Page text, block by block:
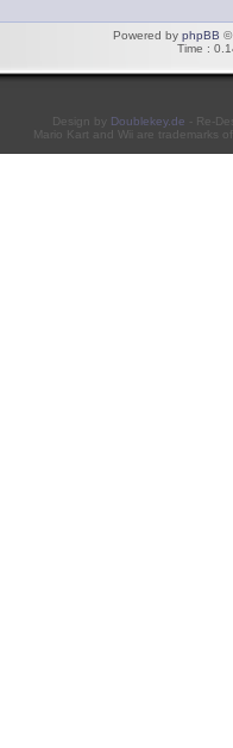
Powered by phpBB ©
Time :
Design by Doublekey.de - Re-
Mario Kart and Wii are trademarks